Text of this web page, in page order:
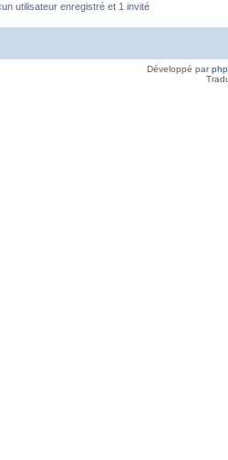
utilisateur enregistré et 1 invité
Développé par